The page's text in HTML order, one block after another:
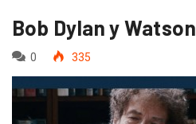
Bob Dylan y Watson
0 335